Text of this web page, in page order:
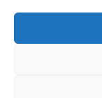
DiG Abogados
fiscalidad y